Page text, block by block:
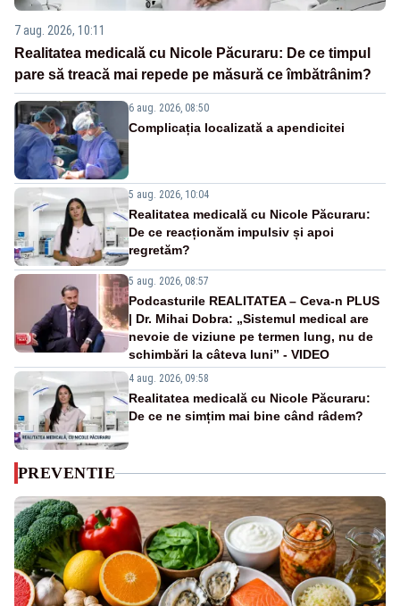
7 aug. 2026, 10:11
Realitatea medicală cu Nicole Păcuraru: De ce timpul
pare să treacă mai repede pe măsură ce îmbătrânim?
6 aug. 2026, 08:50
Complicația localizată a apendicitei
5 aug. 2026, 10:04
Realitatea medicală cu Nicole Păcuraru:
De ce reacționăm impulsiv și apoi
regretăm?
5 aug. 2026, 08:57
Podcasturile REALITATEA – Ceva-n PLUS
| Dr. Mihai Dobra: „Sistemul medical are
nevoie de viziune pe termen lung, nu de
schimbări la câteva luni” - VIDEO
4 aug. 2026, 09:58
Realitatea medicală cu Nicole Păcuraru:
De ce ne simțim mai bine când râdem?
PREVENTIE